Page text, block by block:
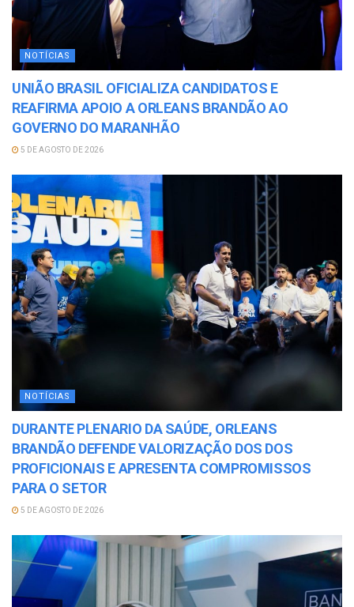
NOTÍCIAS
UNIÃO BRASIL OFICIALIZA CANDIDATOS E
REAFIRMA APOIO A ORLEANS BRANDÃO AO
GOVERNO DO MARANHÃO
5 DE AGOSTO DE 2026
NOTÍCIAS
DURANTE PLENARIO DA SAÚDE, ORLEANS
BRANDÃO DEFENDE VALORIZAÇÃO DOS DOS
PROFICIONAIS E APRESENTA COMPROMISSOS
PARA O SETOR
5 DE AGOSTO DE 2026